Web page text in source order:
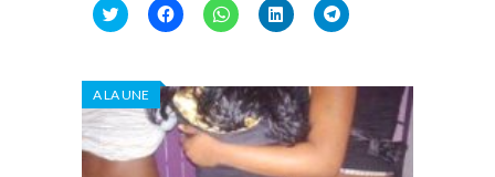
Cliquez
pour
dans
une
nouvelle
fenêtre)
Cliquez
pour
dans
une
nouvelle
fenêtre)
Cliquez
pour
dans
une
nouvelle
fenêtre)
Cliquez
pour
dans
une
nouvelle
fenêtre)
Cliquez
pour
dans
une
nouvelle
fenêtre)
A LA UNE